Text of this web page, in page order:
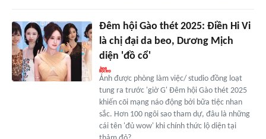
Đêm hội Gào thét 2025: Điền Hi Vi
là chị đại da beo, Dương Mịch
diện 'đồ cổ'
Ảnh được phòng làm việc/ studio đồng loạt
tung ra trước 'giờ G' Đêm hội Gào thét 2025
khiến cõi mạng náo động bởi bữa tiệc nhan
sắc. Hơn 100 ngôi sao tham dự, đâu là những
cái tên 'đủ wow' khi chính thức lộ diện tại